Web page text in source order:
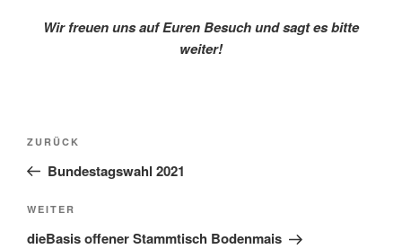
Wir freuen uns auf Euren Besuch und sagt es bitte
weiter!
Beitragsnavigation
Vorheriger
Beitrag
ZURÜCK
Bundestagswahl 2021
Nächster
Beitrag
WEITER
dieBasis offener Stammtisch Bodenmais